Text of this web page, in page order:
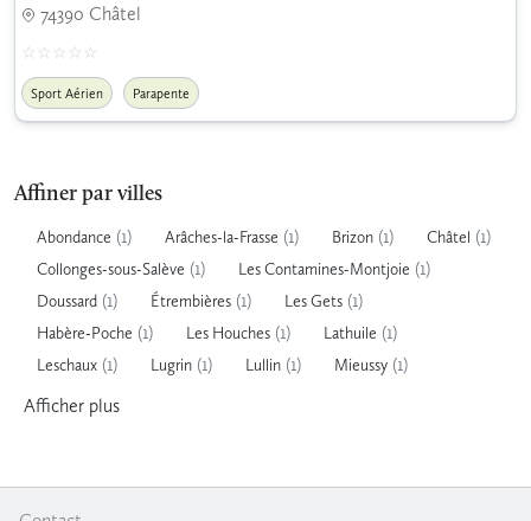
Affiner par villes
Abondance (1) Arâches-la-Frasse (1) Brizon (1) Châtel (1)
Collonges-sous-Salève (1) Les Contamines-Montjoie (1)
Doussard (1) Étrembières (1) Les Gets (1)
Habère-Poche (1) Les Houches (1) Lathuile (1)
Leschaux (1) Lugrin (1) Lullin (1) Mieussy (1)
Afficher plus
74390 Châtel
Sport Aérien Parapente